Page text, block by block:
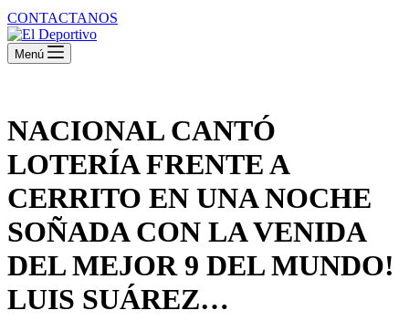
CONTACTANOS
Menú
NACIONAL CANTÓ
LOTERÍA FRENTE A
CERRITO EN UNA NOCHE
SOÑADA CON LA VENIDA
DEL MEJOR 9 DEL MUNDO!
LUIS SUÁREZ…